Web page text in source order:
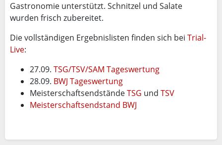
Gastronomie unterstützt. Schnitzel und Salate
wurden frisch zubereitet.
Die vollständigen Ergebnislisten finden sich bei Trial-
Live:
27.09. TSG/TSV/SAM Tageswertung
28.09. BWJ Tageswertung
MeisterschaftsendständeTSG und TSV
Meisterschaftsendstand BWJ